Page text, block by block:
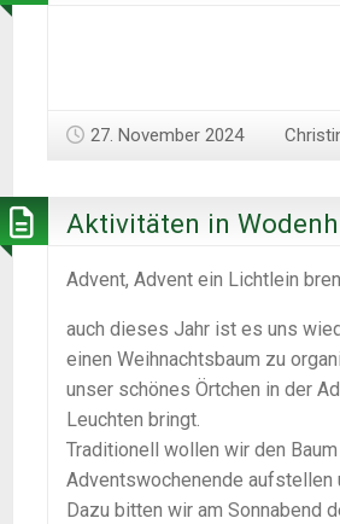
27. November 2024
Aktivitäten in
Advent, Advent ein Lichtlein
auch dieses Jahr ist es uns
einen Weihnachtsbaum zu
unser schönes Örtchen in der
Leuchten bringt.
Traditionell wollen wir den
Adventswochenende aufstellen
Dazu bitten wir am Sonnabend